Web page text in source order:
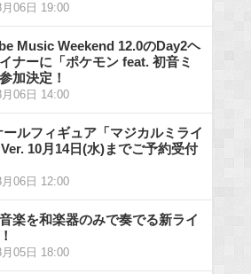
06日 19:00
Music Weekend 12.0のDay2ヘ
ナーに「ポケモン feat. 初音ミ
加決定！
06日 14:00
ールフィギュア「マジカルミライ
10月14日(水)までご予約受付
06日 12:00
楽を和楽器のみで奏でる新ライ
05日 18:00